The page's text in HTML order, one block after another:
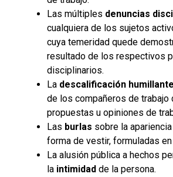
Las múltiples denuncias
cualquiera de los sujetos
cuya temeridad quede
resultado de los respectivos
disciplinarios.
La descalificación humillante
de los compañeros de trabajo
propuestas u opiniones de
Las burlas sobre la
forma de vestir, formuladas
La alusión pública a hechos
la intimidad de la persona.